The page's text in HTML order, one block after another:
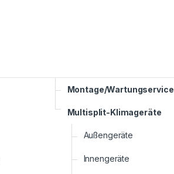
Montage/Wartungservice
Multisplit-Klimageräte
Außengeräte
Innengeräte